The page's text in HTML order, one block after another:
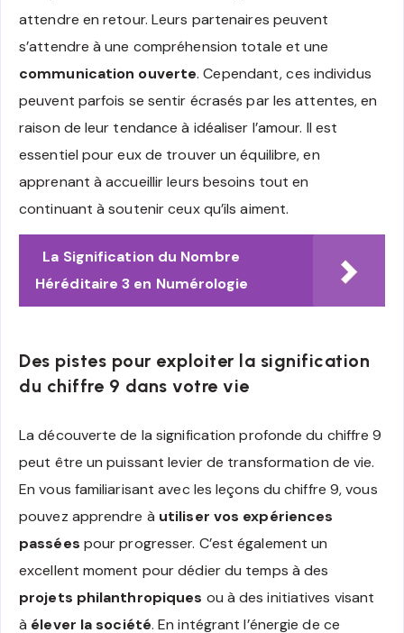
attendre en retour. Leurs partenaires peuvent
s’attendre à une compréhension totale et une
communication ouverte. Cependant, ces individus
peuvent parfois se sentir écrasés par les attentes, en
raison de leur tendance à idéaliser l’amour. Il est
essentiel pour eux de trouver un équilibre, en
apprenant à accueillir leurs besoins tout en
continuant à soutenir ceux qu’ils aiment.
La Signification du Nombre
Héréditaire 3 en Numérologie
Des pistes pour exploiter la signification
du chiffre 9 dans votre vie
La découverte de la signification profonde du chiffre 9
peut être un puissant levier de transformation de vie.
En vous familiarisant avec les leçons du chiffre 9, vous
pouvez apprendre à utiliser vos expériences
passées pour progresser. C’est également un
excellent moment pour dédier du temps à des
projets philanthropiques ou à des initiatives visant
à élever la société. En intégrant l’énergie de ce